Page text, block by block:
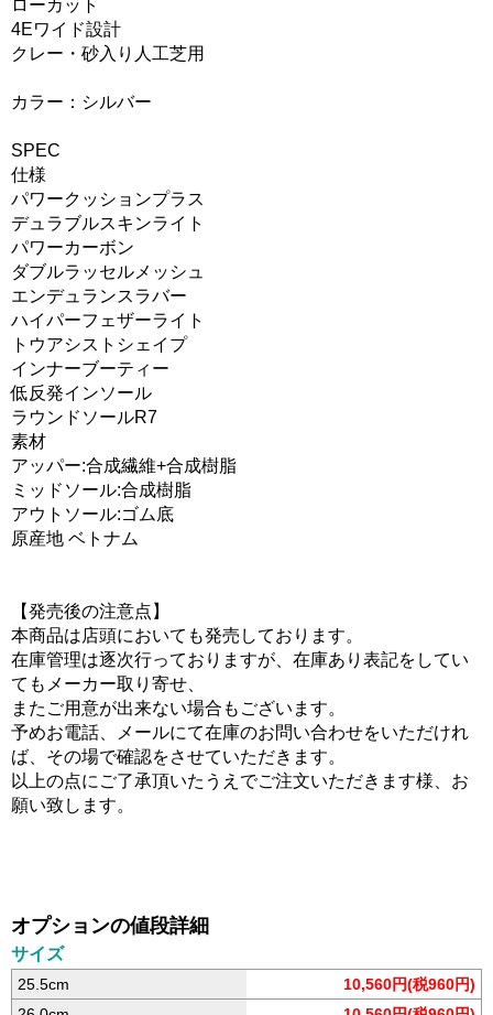
ローカット
4Eワイド設計
クレー・砂入り人工芝用
カラー：シルバー
SPEC
仕様
パワークッションプラス
デュラブルスキンライト
パワーカーボン
ダブルラッセルメッシュ
エンデュランスラバー
ハイパーフェザーライト
トウアシストシェイプ
インナーブーティー
低反発インソール
ラウンドソールR7
素材
アッパー:合成繊維+合成樹脂
ミッドソール:合成樹脂
アウトソール:ゴム底
原産地 ベトナム
【発売後の注意点】
本商品は店頭においても発売しております。
在庫管理は逐次行っておりますが、在庫あり表記をしてい
てもメーカー取り寄せ、
またご用意が出来ない場合もございます。
予めお電話、メールにて在庫のお問い合わせをいただけれ
ば、その場で確認をさせていただきます。
以上の点にご了承頂いたうえでご注文いただきます様、お
願い致します。
オプションの値段詳細
サイズ
25.5cm
10,560円(税960円)